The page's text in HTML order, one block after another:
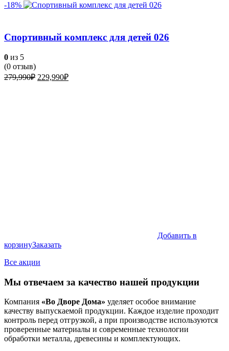
-18%
Спортивный комплекс для детей 026
0 из 5
(0 отзыв)
279,990₽ Первоначальная
229,990₽Текущая
Добавить в
корзинуЗаказать
Все акции
Мы отвечаем за качество нашей продукции
Компания «Во Дворе Дома» уделяет особое внимание
качеству выпускаемой продукции. Каждое изделие проходит
контроль перед отгрузкой, а при производстве используются
проверенные материалы и современные технологии
обработки металла, древесины и комплектующих.